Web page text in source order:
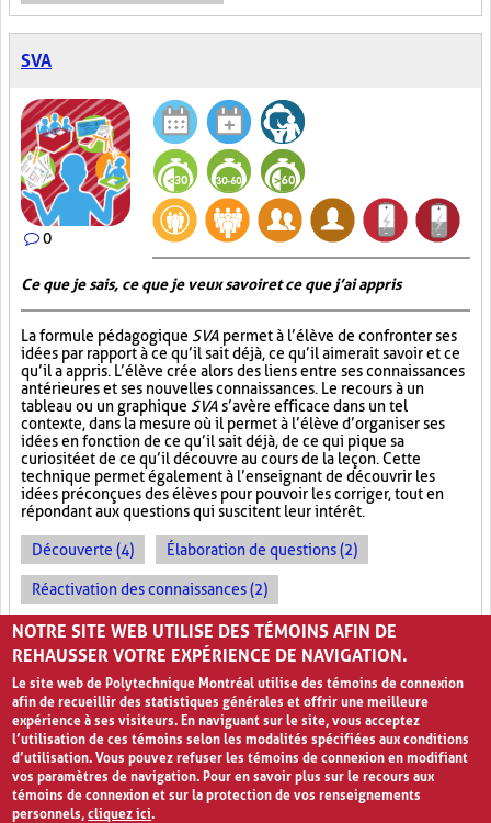
SVA
0
Ce que je sais, ce que je veux savoir et ce que j’ai appris
La formule pédagogique SVA permet à l’élève de confronter ses
idées par rapport à ce qu’il sait déjà, ce qu’il aimerait savoir et ce
qu’il a appris. L’élève crée alors des liens entre ses connaissances
antérieures et ses nouvelles connaissances. Le recours à un
tableau ou un graphique SVA s’avère efficace dans un tel
contexte, dans la mesure où il permet à l’élève d’organiser ses
idées en fonction de ce qu’il sait déjà, de ce qui pique sa
curiosité et de ce qu’il découvre au cours de la leçon. Cette
technique permet également à l’enseignant de découvrir les
idées préconçues des élèves pour pouvoir les corriger, tout en
répondant aux questions qui suscitent leur intérêt.
Découverte (4) Élaboration de questions (2)
Réactivation des connaissances (2)
Évolution des apprentissages (2)
NOTRE SITE WEB UTILISE DES TÉMOINS AFIN DE
REHAUSSER VOTRE EXPÉRIENCE DE NAVIGATION.
Le site web de Polytechnique Montréal utilise des témoins de connexion
afin de recueillir des statistiques générales et offrir une meilleure
expérience à ses visiteurs. En naviguant sur le site, vous acceptez
l’utilisation de ces témoins selon les modalités spécifiées aux conditions
d’utilisation. Vous pouvez refuser les témoins de connexion en modifiant
vos paramètres de navigation. Pour en savoir plus sur le recours aux
témoins de connexion et sur la protection de vos renseignements
personnels,cliquez ici.